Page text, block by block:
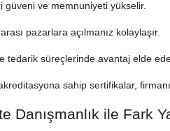
güveni ve memnuniyeti yükselir.
pazarlara açılmanız kolaylaşır.
tedarik süreçlerinde avantaj elde
sahip sertifikalar,
Danışmanlık ile Fark